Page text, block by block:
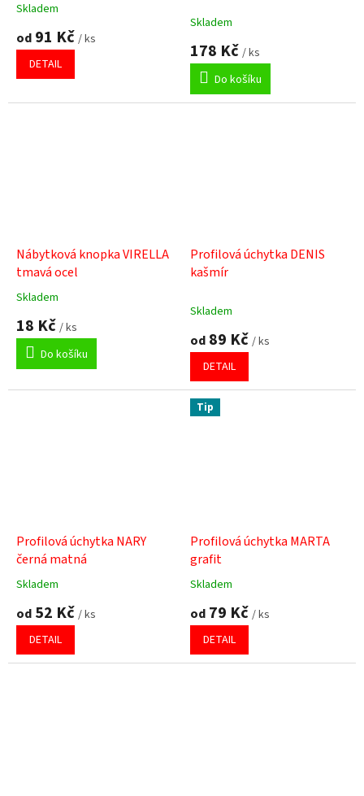
Průměrné
produktu
5,0
5
Skladem
od 91 Kč / ks
DETAIL
Skladem
178 Kč / ks
Do košíku
Nábytková knopka VIRELLA
tmavá ocel
Průměrné
hodnocení
produktu
5,0
5
Skladem
18 Kč / ks
Do košíku
Profilová úchytka DENIS
kašmír
Skladem
od 89 Kč / ks
DETAIL
Profilová úchytka NARY
černá matná
Průměrné
produktu
5,0
z
Skladem
od 52 Kč / ks
DETAIL
Tip
Profilová úchytka MARTA
grafit
Průměrné
produktu
5,0
z
Skladem
od 79 Kč / ks
DETAIL